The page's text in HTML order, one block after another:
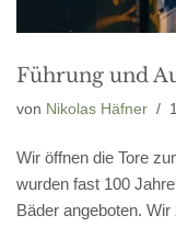
Führung und
von Nikolas Häfner
Wir öffnen die Tore
wurden fast 100
Bäder angeboten.